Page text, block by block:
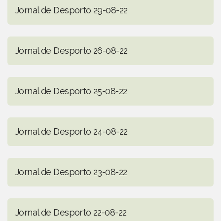
Jornal de Desporto 29-08-22
Jornal de Desporto 26-08-22
Jornal de Desporto 25-08-22
Jornal de Desporto 24-08-22
Jornal de Desporto 23-08-22
Jornal de Desporto 22-08-22